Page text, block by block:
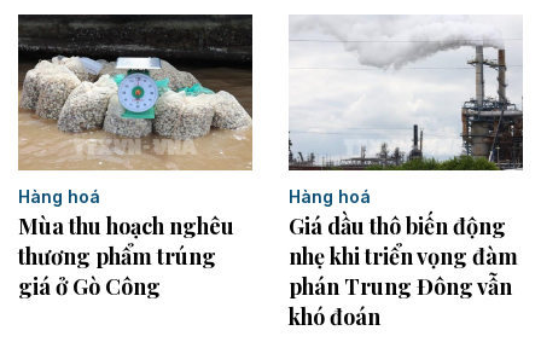
Hàng hoá
Mùa thu hoạch nghêu
thương phẩm trúng
giá ở Gò Công
Hàng hoá
Giá dầu thô biến động
nhẹ khi triển vọng đàm
phán Trung Đông vẫn
khó đoán